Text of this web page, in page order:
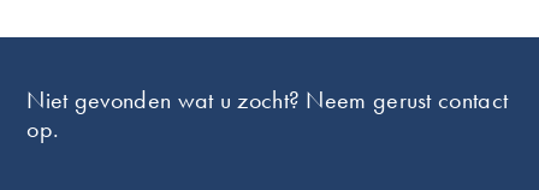
Niet gevonden wat u zocht? Neem gerust contact
op.